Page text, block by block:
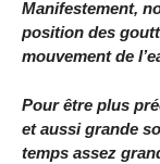
Manifestement,
position des
mouvement de
Pour être plus
et aussi grande
temps assez